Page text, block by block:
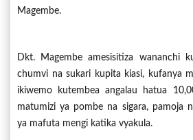
Magembe.
Dkt. Magembe amesisitiza wananchi
chumvi na sukari kupita kiasi, kufanya
ikiwemo kutembea angalau hatua
matumizi ya pombe na sigara, pamoja
ya mafuta mengi katika vyakula.